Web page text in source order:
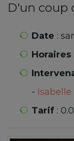
D'un coup
Date :
Horaires
- Isabelle
Tarif :